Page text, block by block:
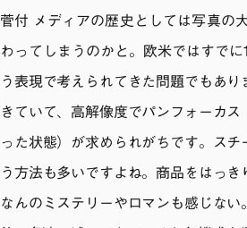
菅付 メディアの歴史としては写真の
わってしまうのかと。欧米ではすで
う表現で考えられてきた問題でもあ
きていて、高解像度でパンフォーカ
った状態）が求められがちです。ス
う方法も多いですよね。商品をはっ
なんのミステリーやロマンも感じな